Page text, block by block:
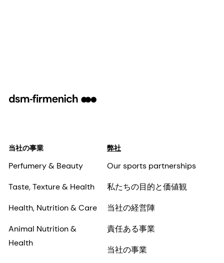
当社の事業
Perfumery & Beauty
Taste, Texture & Health
Health, Nutrition & Care
Animal Nutrition &
Health
弊社
Our sports partnerships
私たちの目的と価値観
当社の経営陣
責任ある事業
当社の事業